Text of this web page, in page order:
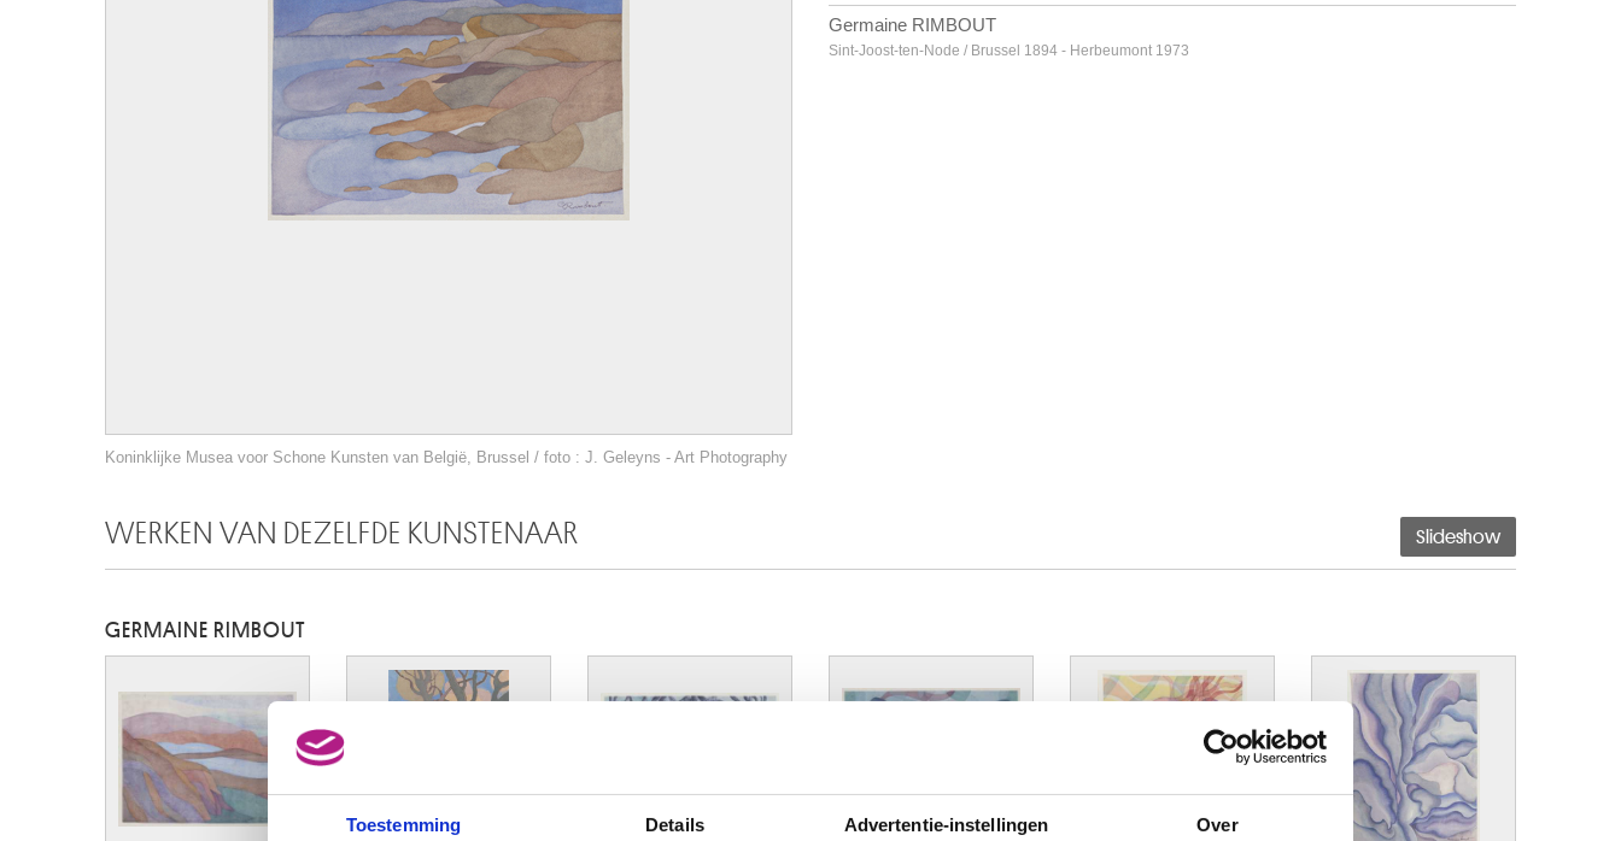
Toestemming Details Advertentie-instellingen Over
Koninklijke Musea voor Schone Kunsten van België, Brussel / foto : J. Geleyns - Art Photography
Germaine RIMBOUT
Sint-Joost-ten-Node / Brussel 1894 - Herbeumont 1973
WERKEN VAN DEZELFDE KUNSTENAAR Slideshow
GERMAINE RIMBOUT